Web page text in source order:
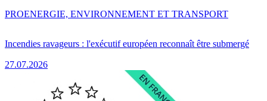
Incendies ravageurs : l'exécutif européen reconnaît être submergé
27.07.2026
PROENERGIE, ENVIRONNEMENT ET TRANSPORT